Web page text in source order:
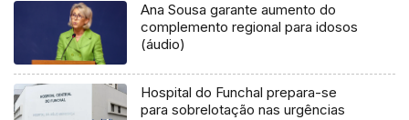
Ana Sousa garante aumento do
complemento regional para idosos
(áudio)
Hospital do Funchal prepara-se
para sobrelotação nas urgências